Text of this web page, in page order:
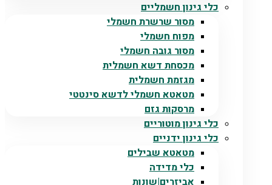
כלי גינון חשמליים
מסור שרשרת חשמלי
מפוח חשמלי
מסור גובה חשמלי
מכסחת דשא חשמלית
מגזמת חשמלית
מטאטא חשמלי לדשא סינטטי
מרסקות גזם
כלי גינון מוטוריים
כלי גינון ידניים
מטאטא שבילים
כלי מדידה
אביזרים|שונות